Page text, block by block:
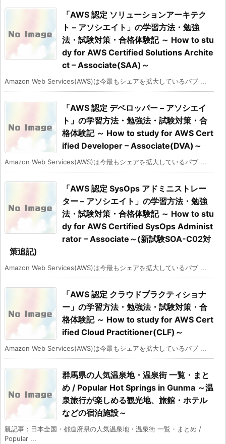
「AWS 認定 ソリューションアーキテク
ト – アソシエイト」の学習方法・勉強
法・試験対策・合格体験記 ～ How to stu
dy for AWS Certified Solutions Archite
ct – Associate(SAA)～
Amazon Web Services(AWS)は今最もシェアを拡大しているパブ ...
「AWS 認定 デベロッパー – アソシエイ
ト」の学習方法・勉強法・試験対策・合
格体験記 ～ How to study for AWS Cert
ified Developer – Associate(DVA)～
Amazon Web Services(AWS)は今最もシェアを拡大しているパブ ...
「AWS 認定 SysOps アドミニストレー
ター – アソシエイト」の学習方法・勉強
法・試験対策・合格体験記 ～ How to stu
dy for AWS Certified SysOps Administ
rator – Associate～(新試験SOA-C02対
策追記)
Amazon Web Services(AWS)は今最もシェアを拡大しているパブ ...
「AWS 認定 クラウドプラクティショナ
ー」の学習方法・勉強法・試験対策・合
格体験記 ～ How to study for AWS Cert
ified Cloud Practitioner(CLF)～
Amazon Web Services(AWS)は今最もシェアを拡大しているパブ ...
群馬県の人気温泉地・温泉街 一覧・まと
め / Popular Hot Springs in Gunma ～温
泉旅行が楽しめる観光地、旅館・ホテル
などの宿泊施設～
親記事：日本全国・都道府県の人気温泉地・温泉街 一覧・まとめ /
Popular ...